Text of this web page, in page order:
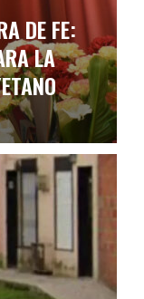
DE FE:
LA